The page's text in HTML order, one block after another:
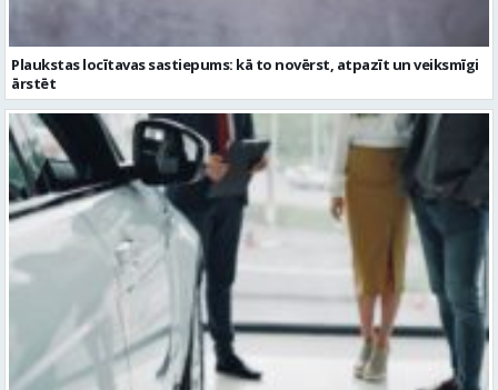
Plaukstas locītavas sastiepums: kā to novērst, atpazīt un veiksmīgi
ārstēt